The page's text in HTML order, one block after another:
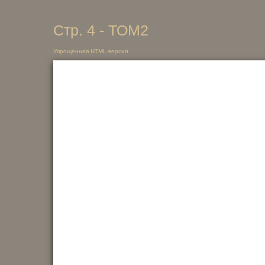
Стр. 4 - ТОМ2
Упрощенная HTML-версия